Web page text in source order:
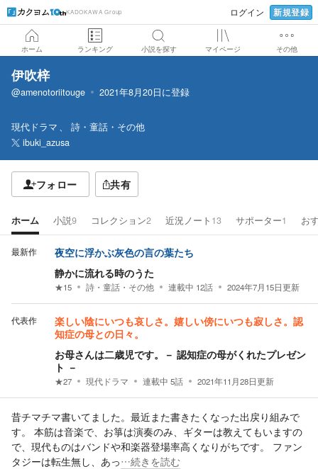
KADOKAWA Group ログイン 新規登録
ホーム ランキング 小説を探す マイページ その他
伊吹梓
@amenotoriitouge 2021年8月20日に登録
現代ドラマ
詩・童話・その他
ibuki_azusa
フォロー 共有
ホーム 小説9 コレクション2 近況ノート 13 サポーター1 お
最新作 夜空に浮かぶ灰色の言の葉たち
静かに流れる時のうた
★15 詩・童話・その他 連載中 12話 2024年7月15日更新
代表作
楽しい陰にいつも哀しさ。嬉しい傍にいつも寂しさ。認
知症の母との日々。
お母さんは二歳児です。－ 認知症の母がくれたプレゼン
ト －
★27 現代ドラマ 連載中 5話 2021年11月28日更新
昔チマチマ書いてました。最近また書きたくなった出戻り組みで
す。 本筋は音楽で、お箏は演奏のみ、ギターは教えてもいますの
で、現代ものはバンドや和楽器登場率高くなりがちです。 ファン
タジーは転生無し、あっ…続きを読む